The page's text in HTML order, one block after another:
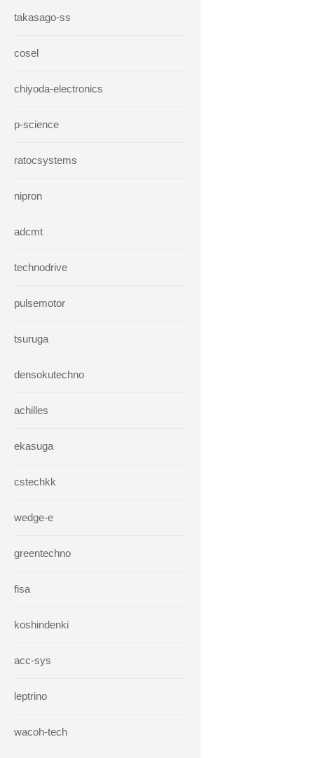
takasago-ss
cosel
chiyoda-electronics
p-science
ratocsystems
nipron
adcmt
technodrive
pulsemotor
tsuruga
densokutechno
achilles
ekasuga
cstechkk
wedge-e
greentechno
fisa
koshindenki
acc-sys
leptrino
wacoh-tech